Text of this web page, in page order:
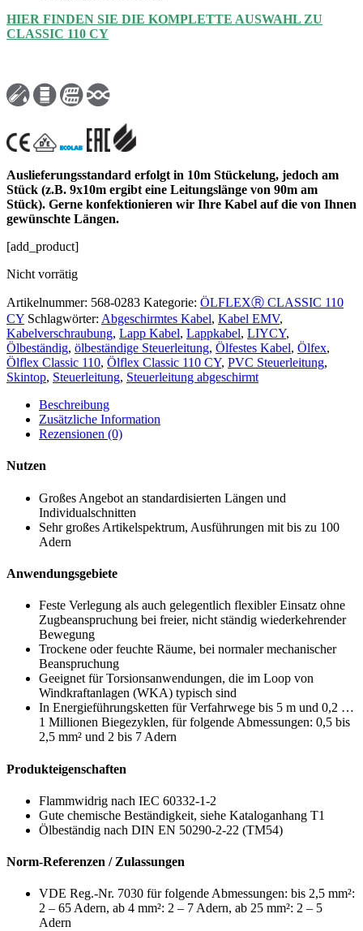
HIER FINDEN SIE DIE KOMPLETTE AUSWAHL ZU
CLASSIC 110 CY
Auslieferungsstandard erfolgt in 10m Stückelung, jedoch am
Stück (z.B. 9x10m ergibt eine Leitungslänge von 90m am
Stück). Gerne konfektionieren wir Ihre Kabel auf die von Ihnen
gewünschte Längen.
[add_product]
Nicht vorrätig
Artikelnummer: 568-0283 Kategorie: ÖLFLEXⓇ CLASSIC 110
CY Schlagwörter: Abgeschirmtes Kabel, Kabel EMV,
Kabelverschraubung, Lapp Kabel, Lappkabel, LIYCY,
Ölbeständig, ölbeständige Steuerleitung, Ölfestes Kabel, Ölfex,
Ölflex Classic 110, Ölflex Classic 110 CY, PVC Steuerleitung,
Skintop, Steuerleitung, Steuerleitung abgeschirmt
Beschreibung
Zusätzliche Information
Rezensionen (0)
Nutzen
Großes Angebot an standardisierten Längen und
Individualschnitten
Sehr großes Artikelspektrum, Ausführungen mit bis zu 100
Adern
Anwendungsgebiete
Feste Verlegung als auch gelegentlich flexibler Einsatz ohne
Zugbeanspruchung bei freier, nicht ständig wiederkehrender
Bewegung
Trockene oder feuchte Räume, bei normaler mechanischer
Beanspruchung
Geeignet für Torsionsanwendungen, die im Loop von
Windkraftanlagen (WKA) typisch sind
In Energieführungsketten für Verfahrwege bis 5 m und 0,2 …
1 Millionen Biegezyklen, für folgende Abmessungen: 0,5 bis
2,5 mm² und 2 bis 7 Adern
Produkteigenschaften
Flammwidrig nach IEC 60332-1-2
Gute chemische Beständigkeit, siehe Kataloganhang T1
Ölbeständig nach DIN EN 50290-2-22 (TM54)
Norm-Referenzen / Zulassungen
VDE Reg.-Nr. 7030 für folgende Abmessungen: bis 2,5 mm²:
2 – 65 Adern, ab 4 mm²: 2 – 7 Adern, ab 25 mm²: 2 – 5
Adern